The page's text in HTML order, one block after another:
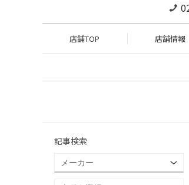
店舗TOP 店舗情報
記事検索